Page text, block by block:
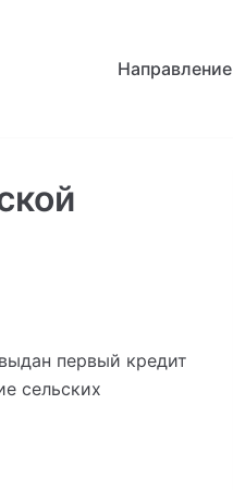
Направление
первый кредит
сельских